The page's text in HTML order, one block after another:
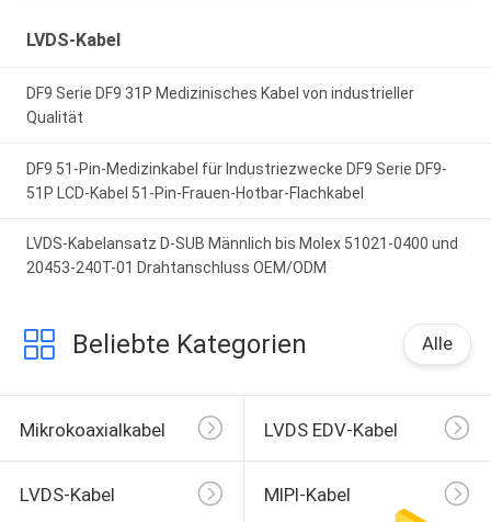
LVDS-Kabel
DF9 Serie DF9 31P Medizinisches Kabel von industrieller
Qualität
DF9 51-Pin-Medizinkabel für Industriezwecke DF9 Serie DF9-
51P LCD-Kabel 51-Pin-Frauen-Hotbar-Flachkabel
LVDS-Kabelansatz D-SUB Männlich bis Molex 51021-0400 und
20453-240T-01 Drahtanschluss OEM/ODM
Beliebte Kategorien Alle
Mikrokoaxialkabel LVDS EDV-Kabel
LVDS-Kabel MIPI-Kabel